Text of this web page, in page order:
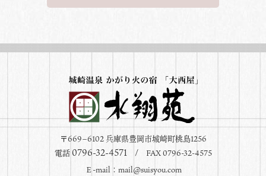
〒669−6102 兵庫県豊岡市城崎町桃島1256
電話 0796-32-4571/ FAX 0796-32-4575
Ｅ-mail： mail@suisyou.com